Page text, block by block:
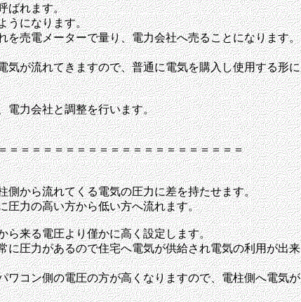
ばれます。
うになります。
売電メーターで量り、電力会社へ売ることになります。
が流れてきますので、普通に電気を購入し使用する形に
電力会社と調整を行います。
＝＝＝＝＝＝＝＝＝＝＝＝＝＝＝＝＝＝＝＝＝
側から流れてくる電気の圧力に差を持たせます。
圧力の高い方から低い方へ流れます。
ら来る電圧より僅かに高く設定します。
圧力があるので住宅へ電気が供給され電気の利用が出来
コン側の電圧の方が高くなりますので、電柱側へ電気が